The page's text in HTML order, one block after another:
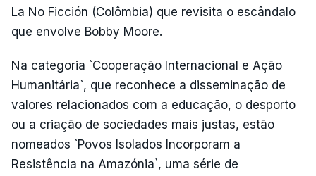
La No Ficción (Colômbia) que revisita o escândalo
que envolve Bobby Moore.
Na categoria `Cooperação Internacional e Ação
Humanitária`, que reconhece a disseminação de
valores relacionados com a educação, o desporto
ou a criação de sociedades mais justas, estão
nomeados `Povos Isolados Incorporam a
Resistência na Amazónia`, uma série de